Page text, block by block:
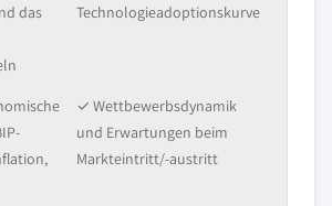
das
Technologieadoptionskurve
✓ Wettbewerbsdynamik
und Erwartungen beim
Markteintritt/-austritt